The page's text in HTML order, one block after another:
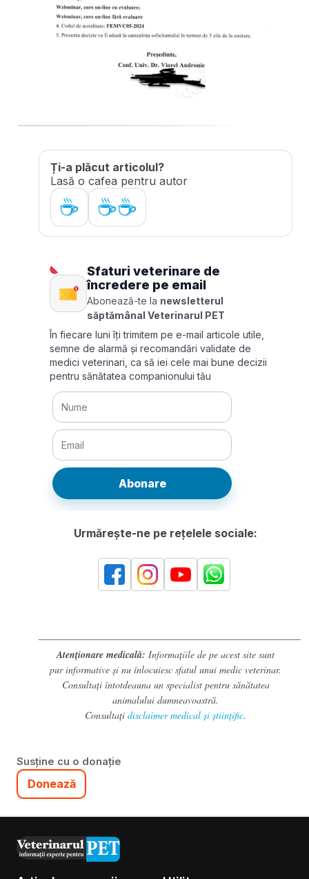
Ți-a plăcut articolul?
Lasă o cafea pentru autor
☕ ☕☕
Sfaturi veterinare de
încredere pe email
Abonează-te la newsletterul
săptămânal Veterinarul PET
În fiecare luni îți trimitem pe e-mail articole utile,
semne de alarmă și recomandări validate de
medici veterinari, ca să iei cele mai bune decizii
pentru sănătatea companionului tău
Abonare
Urmărește-ne pe rețelele sociale:
Atenționare medicală: Informațiile de pe acest site sunt
pur informative și nu înlocuiesc sfatul unui medic veterinar.
Consultați întotdeauna un specialist pentru sănătatea
animalului dumneavoastră.
Consultați disclaimer medical și științific.
Susține cu o donație
Donează